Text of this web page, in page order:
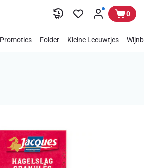
0
Promoties Folder Kleine Leeuwtjes